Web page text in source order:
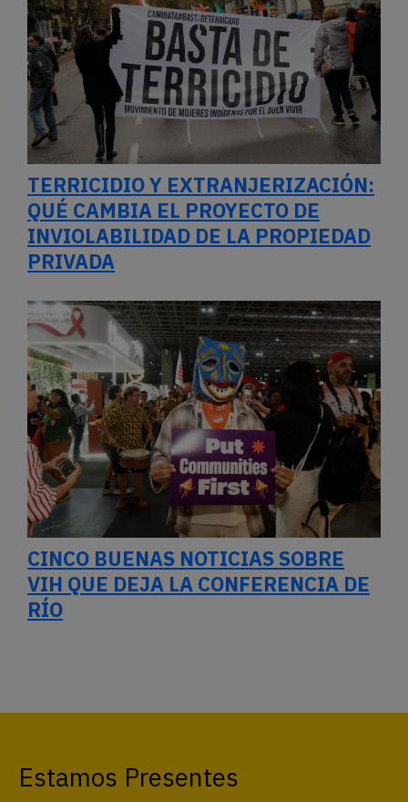
TERRICIDIO Y EXTRANJERIZACIÓN:
QUÉ CAMBIA EL PROYECTO DE
INVIOLABILIDAD DE LA PROPIEDAD
PRIVADA
CINCO BUENAS NOTICIAS SOBRE
VIH QUE DEJA LA CONFERENCIA DE
RÍO
Estamos Presentes